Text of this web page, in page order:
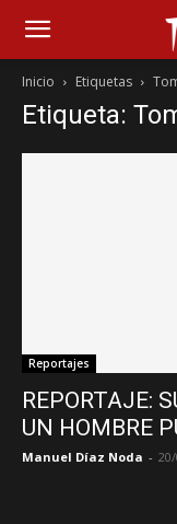
Inicio Etiquetas
Etiqueta:
Reportajes
REPORTAJE:
UN HOMBRE
Manuel Díaz Noda -